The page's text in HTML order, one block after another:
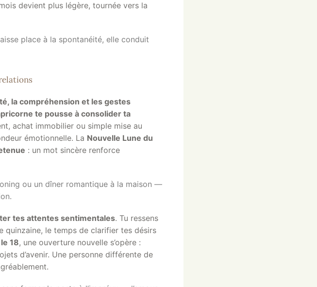
devient plus légère, tournée vers la
place à la spontanéité, elle conduit
la compréhension et les gestes
te pousse à consolider ta
achat immobilier ou simple mise au
émotionnelle. La Nouvelle Lune du
: un mot sincère renforce
ou un dîner romantique à la maison —
tes attentes sentimentales. Tu ressens
quinzaine, le temps de clarifier tes désirs
18, une ouverture nouvelle s’opère :
d’avenir. Une personne différente de